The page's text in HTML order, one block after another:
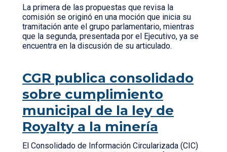
La primera de las propuestas que revisa la
comisión se originó en una moción que inicia su
tramitación ante el grupo parlamentario, mientras
que la segunda, presentada por el Ejecutivo, ya se
encuentra en la discusión de su articulado.
CGR publica consolidado
sobre cumplimiento
municipal de la ley de
Royalty a la minería
El Consolidado de Información Circularizada (CIC)